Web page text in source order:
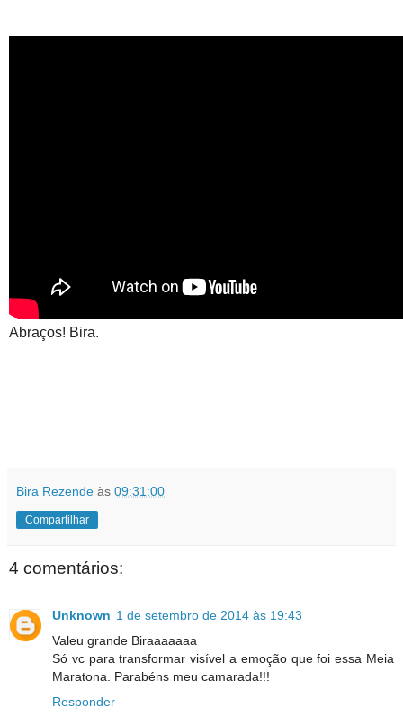
Abraços! Bira.
Bira Rezende às 09:31:00
Compartilhar
4 comentários:
Unknown 1 de setembro de 2014 às 19:43
Valeu grande Biraaaaaaa
Só vc para transformar visível a emoção que foi essa Meia
Maratona. Parabéns meu camarada!!!
Responder